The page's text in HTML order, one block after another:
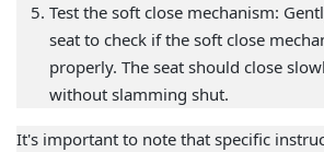
Test the soft close mechanism:
seat to check if the soft close
properly. The seat should close
without slamming shut.
It's important to note that specific